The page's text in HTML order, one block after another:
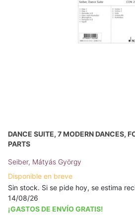
DANCE SUITE, 7 MODERN DANCES,
PARTS
Seiber, Mátyás György
Disponible en breve
Sin stock. Si se pide hoy, se estima
14/08/26
¡GASTOS DE ENVÍO GRATIS!